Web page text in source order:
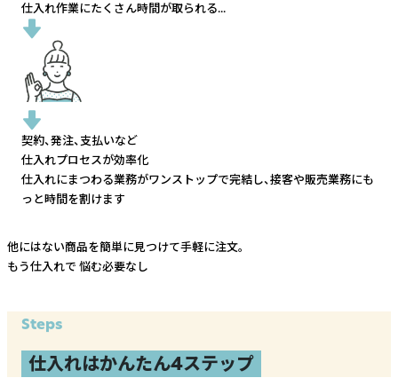
仕入れ作業にたくさん時間が取られる...
契約、発注、支払いなど
仕入れプロセスが効率化
仕入れにまつわる業務がワンストップで完結し、接客や販売業務にも
っと時間を割けます
他にはない商品を簡単に見つけて手軽に注文。
もう仕入れで 悩む必要なし
Steps
仕入れはかんたん4ステップ